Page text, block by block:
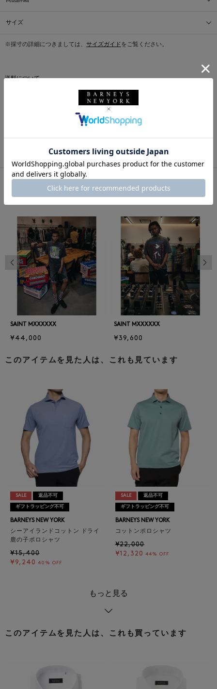
サイズ
※採寸の詳細につきましては、 サイズガイドをご覧ください。
送料について
同じカテゴリのアイテム
SAINT MXXXXXX
¥44,000
SAINT MXXXXXX
¥39,600
前の画像
このアイテムを見た人は、これも見ています
SALE 返品不可
ギフトラッピング不可
BARNEYS NEW YORK
シーアイランドコットン ドライ
鹿の子ポロシャツ
¥15,400
¥9,240 40% OFF
SALE 返品不可
ギフトラッピング不可
BARNEYS NEW YORK
コットンポロシャツ
¥22,000
¥12,320 44% OFF
もっと見る
このアイテムを見た人は、これも買っています